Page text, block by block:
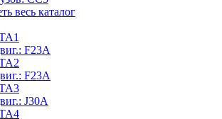
весь каталог
F23A
F23A
J30A